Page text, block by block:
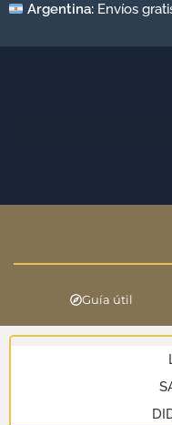
Argentina: Envíos
Guía útil